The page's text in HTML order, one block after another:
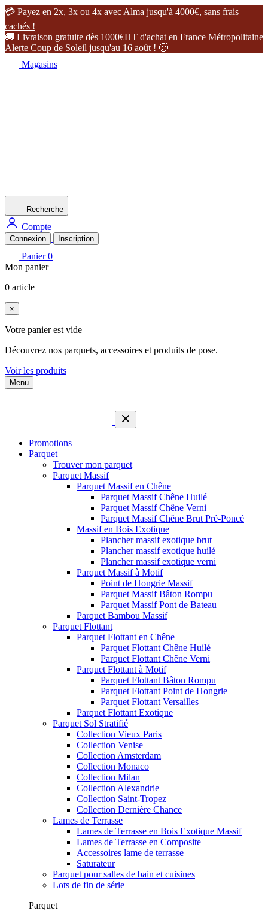
 Payez en 2x, 3x ou 4x avec Alma jusqu'à 4000€, sans frais
cachés !
 Livraison gratuite dès 1000€HT d'achat en France Métropolitaine
Alerte Coup de Soleil jusqu'au 16 août ! 
Magasins
Recherche
Compte
Connexion Inscription
Panier 0
Mon panier
0 article
×
Votre panier est vide
Découvrez nos parquets, accessoires et produits de pose.
Voir les produits
Menu
Promotions
Parquet
Trouver mon parquet
Parquet Massif
Parquet Massif en Chêne
Parquet Massif Chêne Huilé
Parquet Massif Chêne Verni
Parquet Massif Chêne Brut Pré-Poncé
Massif en Bois Exotique
Plancher massif exotique brut
Plancher massif exotique huilé
Plancher massif exotique verni
Parquet Massif à Motif
Point de Hongrie Massif
Parquet Massif Bâton Rompu
Parquet Massif Pont de Bateau
Parquet Bambou Massif
Parquet Flottant
Parquet Flottant en Chêne
Parquet Flottant Chêne Huilé
Parquet Flottant Chêne Verni
Parquet Flottant à Motif
Parquet Flottant Bâton Rompu
Parquet Flottant Point de Hongrie
Parquet Flottant Versailles
Parquet Flottant Exotique
Parquet Sol Stratifié
Collection Vieux Paris
Collection Venise
Collection Amsterdam
Collection Monaco
Collection Milan
Collection Alexandrie
Collection Saint-Tropez
Collection Dernière Chance
Lames de Terrasse
Lames de Terrasse en Bois Exotique Massif
Lames de Terrasse en Composite
Accessoires lame de terrasse
Saturateur
Parquet pour salles de bain et cuisines
Lots de fin de série
Parquet